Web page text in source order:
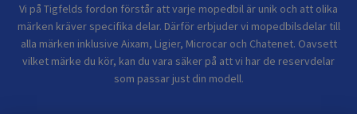
Vi på Tigfelds fordon förstår att varje mopedbil är unik och att olika
märken kräver specifika delar. Därför erbjuder vi mopedbilsdelar till
alla märken inklusive Aixam, Ligier, Microcar och Chatenet. Oavsett
vilket märke du kör, kan du vara säker på att vi har de reservdelar
som passar just din modell.